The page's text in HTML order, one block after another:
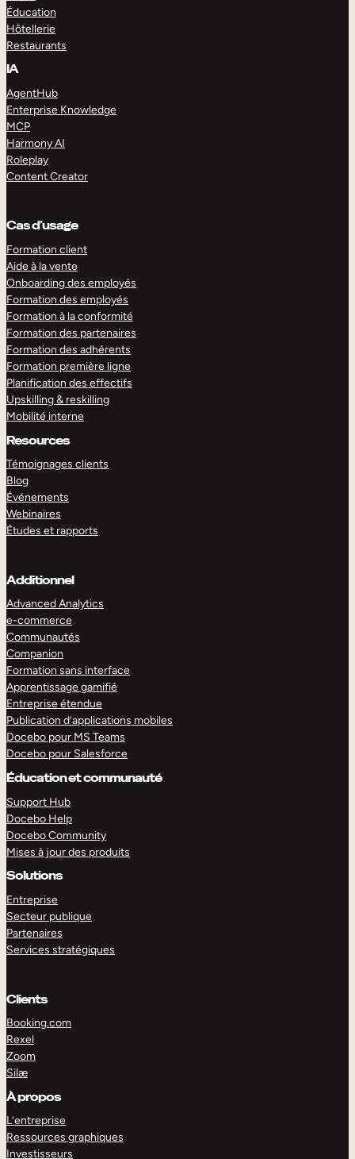
Éducation
Hôtellerie
Restaurants
IA
AgentHub
Enterprise Knowledge
MCP
Harmony AI
Roleplay
Content Creator
Cas d’usage
Formation client
Aide à la vente
Onboarding des employés
Formation des employés
Formation à la conformité
Formation des partenaires
Formation des adhérents
Formation première ligne
Planification des effectifs
Upskilling & reskilling
Mobilité interne
Resources
Témoignages clients
Blog
Événements
Webinaires
Études et rapports
Additionnel
Advanced Analytics
e-commerce
Communautés
Companion
Formation sans interface
Apprentissage gamifié
Entreprise étendue
Publication d’applications mobiles
Docebo pour MS Teams
Docebo pour Salesforce
Éducation et communauté
Support Hub
Docebo Help
Docebo Community
Mises à jour des produits
Solutions
Entreprise
Secteur publique
Partenaires
Services stratégiques
Clients
Booking.com
Rexel
Zoom
Silæ
À propos
L’entreprise
Ressources graphiques
Investisseurs